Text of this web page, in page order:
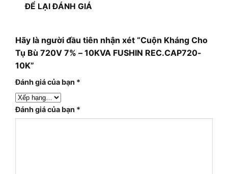
ĐỂ LẠI ĐÁNH GIÁ
Hãy là người đầu tiên nhận xét “Cuộn Kháng Cho
Tụ Bù 720V 7% – 10KVA FUSHIN REC.CAP720-
10K”
Đánh giá của bạn *
Đánh giá của bạn *